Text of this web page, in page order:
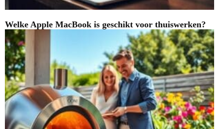
Welke Apple MacBook is geschikt voor thuiswerken?